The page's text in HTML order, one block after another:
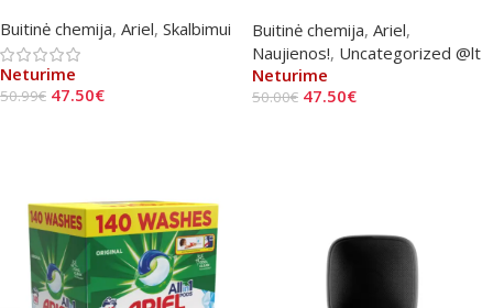
Buitinė chemija, Ariel, Skalbimui
Neturime
50.99€ 47.50€
Buitinė chemija, Ariel,
Naujienos!, Uncategorized @lt
Neturime
50.00€ 47.50€